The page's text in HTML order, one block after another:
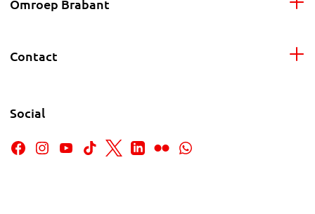
Omroep Brabant
Contact
Social